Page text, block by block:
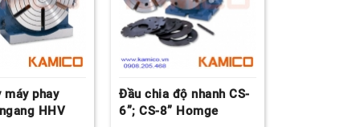
máy phay
HHV
Đầu chia độ nhanh CS-
6”; CS-8” Homge